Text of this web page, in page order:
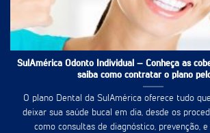
SulAmérica Odonto Individual – Conheça as
saiba como contratar o plano
O plano Dental da SulAmérica oferece tudo
deixar sua saúde bucal em dia, desde os
como consultas de diagnóstico, prevenção,